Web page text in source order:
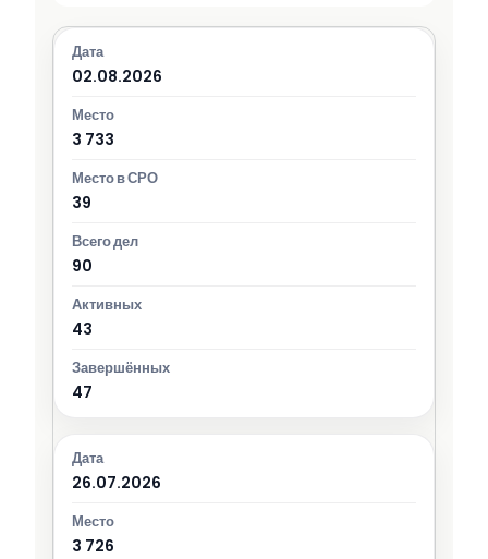
02.08.2026
3 733
39
90
43
47
26.07.2026
3 726